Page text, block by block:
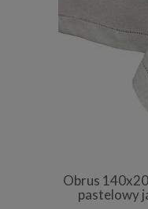
Obrus
pastelowy